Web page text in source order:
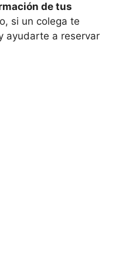
de tus
si un colega te
ayudarte a reservar